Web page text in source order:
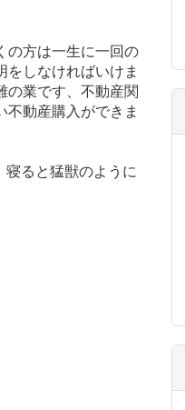
の方は一生に一回の
しなければいけま
の業です、不動産関
動産購入ができま
寝ると猛獣のように